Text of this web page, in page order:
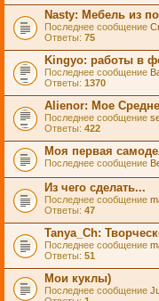
Nasty: Мебель из
Последнее сообщение
Ответы: 75
Kingyo: работы в
Последнее сообщение
Ответы: 1370
Alienor: Мое
Последнее сообщение
Ответы: 422
Моя первая
Последнее сообщение
Из чего сделать...
Последнее сообщение
Ответы: 47
Tanya_Ch:
Последнее сообщение
Ответы: 51
Мои куклы)
Последнее сообщение